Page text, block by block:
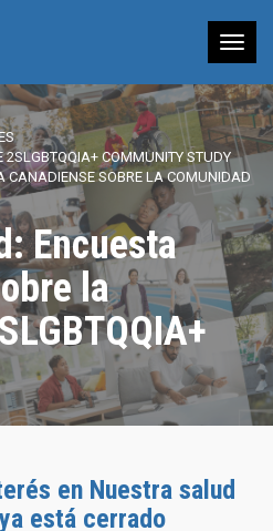
COMMUNITY STUDY
CANADIENSE SOBRE LA COMUNIDAD
Encuesta
la
en Nuestra salud
está cerrado